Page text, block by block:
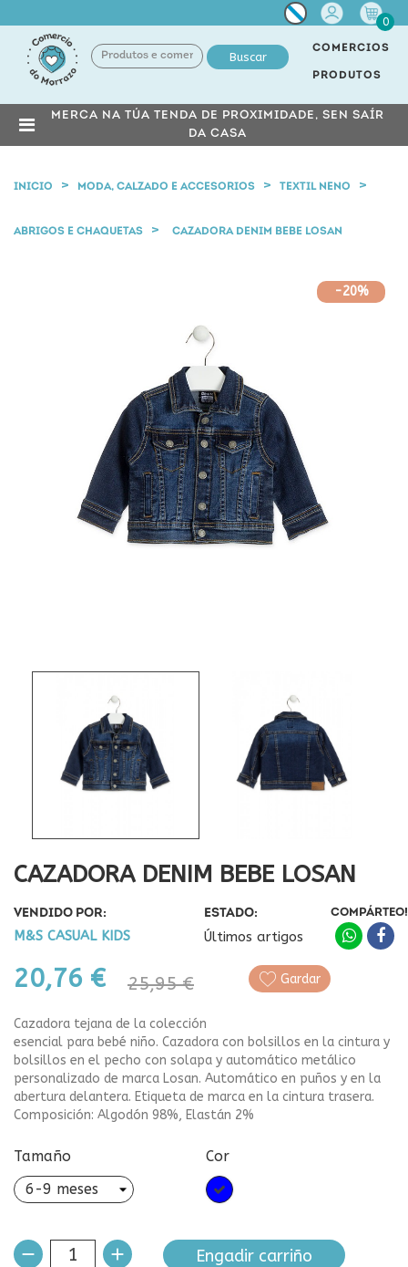
Miña
conta
0
Buscar
COMERCIOS
PRODUTOS
MERCA NA TÚA TENDA DE PROXIMIDADE, SEN SAÍR
DA CASA
INICIO MODA, CALZADO E ACCESORIOS TEXTIL NENO
ABRIGOS E CHAQUETAS CAZADORA DENIM BEBE LOSAN
-20%
CAZADORA DENIM BEBE LOSAN
VENDIDO POR:
M&S CASUAL KIDS
ESTADO:
Últimos artigos
20,76 € 25,95 €
COMPÁRTEO!
Gardar
Cazadora tejana de la colección
esencial para bebé niño. Cazadora con bolsillos en la cintura y
bolsillos en el pecho con solapa y automático metálico
personalizado de marca Losan. Automático en puños y en la
abertura delantera. Etiqueta de marca en la cintura trasera.
Composición: Algodón 98%, Elastán 2%
Tamaño Cor
Azul
Engadir carriño